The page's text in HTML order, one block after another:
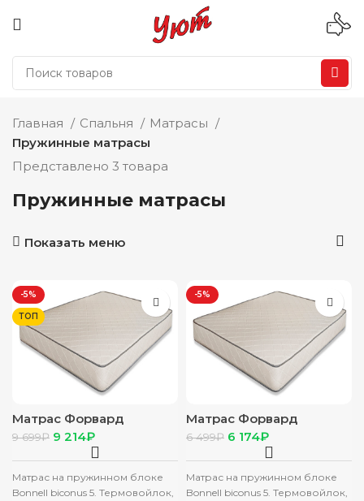
Главная Спальня
Матрасы
Пружинные матрасы
Представлено 3 товара
Пружинные матрасы
Показать меню
-5%
ТОП
Матрас Форвард
Боннель 120х200
9 699₽ 9 214₽
Матрас на пружинном блоке
Bonnell biconus 5. Термовойлок,
-5%
Матрас Форвард
Боннель 80х160
6 499₽ 6 174₽
Матрас на пружинном блоке
Bonnell biconus 5. Термовойлок,